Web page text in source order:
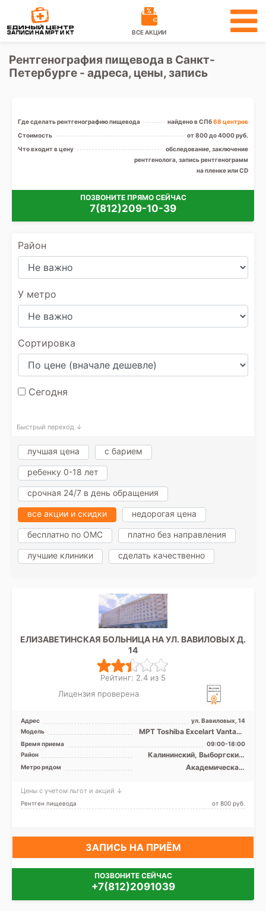
ВСЕ АКЦИИ
Рентгенография пищевода в Санкт-
Петербурге - адреса, цены, запись
Где сделать рентгенографию пищевода найдено в СПб68 центров
Стоимость
от 800 до 4000 руб.
Что входит в цену
обследование, заключение
рентгенолога, запись рентгенограмм
на пленке или CD
ПОЗВОНИТЕ ПРЯМО СЕЙЧАС
7(812)209-10-39
Район
У метро
Сортировка
Сегодня
Быстрый переход ↓
лучшая цена с барием
ребенку 0-18 лет
срочная 24/7 в день обращения
все акции и скидки недорогая цена
бесплатно по ОМС платно без направления
лучшие клиники сделать качественно
ЕЛИЗАВЕТИНСКАЯ БОЛЬНИЦА НА УЛ. ВАВИЛОВЫХ Д.
14
Рейтинг: 2.4 из 5
Лицензия проверена
Адрес
ул. Вавиловых, 14
Модель
МРТ Toshiba Excelart Vantage
Atlas X 1.5T закрытый тип,
КТ Toshiba Aqu ...
Время приема
09:00-18:00
Район
Калининский, Выборгский,
Курортный, Приморский,
Лен. область
Метро рядом
Академическая,
Мужества, Политехническая,
Проспект Просвещения,
Цены с учетом льгот и акций ↓
Рентген пищевода от 800 pуб.
ЗАПИСЬ НА ПРИЁМ
ПОЗВОНИТЕ СЕЙЧАС
+7(812)2091039